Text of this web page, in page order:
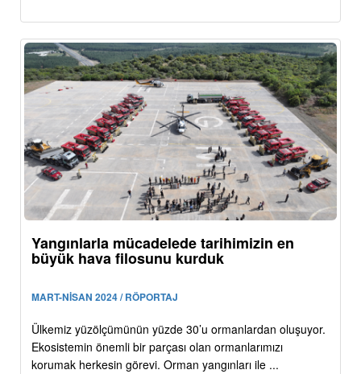
Yangınlarla mücadelede tarihimizin en
büyük hava filosunu kurduk
MART-NİSAN 2024 / RÖPORTAJ
Ülkemiz yüzölçümünün yüzde 30’u ormanlardan oluşuyor.
Ekosistemin önemli bir parçası olan ormanlarımızı
korumak herkesin görevi. Orman yangınları ile ...